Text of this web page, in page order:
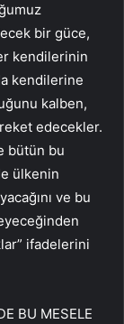
bir güce,
kendilerinin
kendilerine
kalben,
edecekler.
bütün bu
ülkenin
ve bu
ifadelerini
BU MESELE